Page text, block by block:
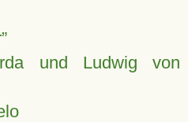
und Ludwig von